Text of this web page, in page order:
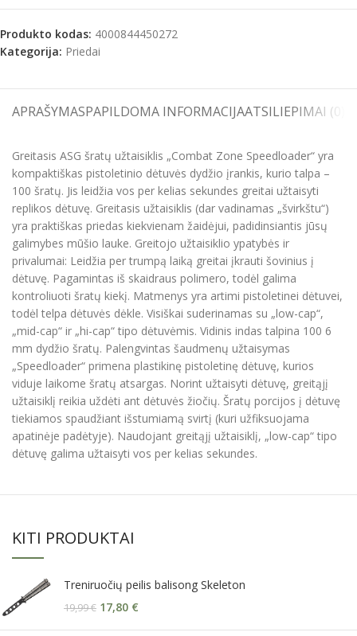
Produkto kodas: 4000844450272
Kategorija: Priedai
APRAŠYMASPAPILDOMA INFORMACIJAATSILIEPIMAI (0)
Greitasis ASG šratų užtaisiklis „Combat Zone Speedloader“ yra
kompaktiškas pistoletinio dėtuvės dydžio įrankis, kurio talpa –
100 šratų. Jis leidžia vos per kelias sekundes greitai užtaisyti
replikos dėtuvę. Greitasis užtaisiklis (dar vadinamas „švirkštu“)
yra praktiškas priedas kiekvienam žaidėjui, padidinsiantis jūsų
galimybes mūšio lauke. Greitojo užtaisiklio ypatybės ir
privalumai: Leidžia per trumpą laiką greitai įkrauti šovinius į
dėtuvę. Pagamintas iš skaidraus polimero, todėl galima
kontroliuoti šratų kiekį. Matmenys yra artimi pistoletinei dėtuvei,
todėl telpa dėtuvės dėkle. Visiškai suderinamas su „low-cap“,
„mid-cap“ ir „hi-cap“ tipo dėtuvėmis. Vidinis indas talpina 100 6
mm dydžio šratų. Palengvintas šaudmenų užtaisymas
„Speedloader“ primena plastikinę pistoletinę dėtuvę, kurios
viduje laikome šratų atsargas. Norint užtaisyti dėtuvę, greitąjį
užtaisiklį reikia uždėti ant dėtuvės žiočių. Šratų porcijos į dėtuvę
tiekiamos spaudžiant išstumiamą svirtį (kuri užfiksuojama
apatinėje padėtyje). Naudojant greitąjį užtaisiklį, „low-cap“ tipo
dėtuvę galima užtaisyti vos per kelias sekundes.
KITI PRODUKTAI
Treniruočių peilis balisong Skeleton
19,99€ 17,80 €